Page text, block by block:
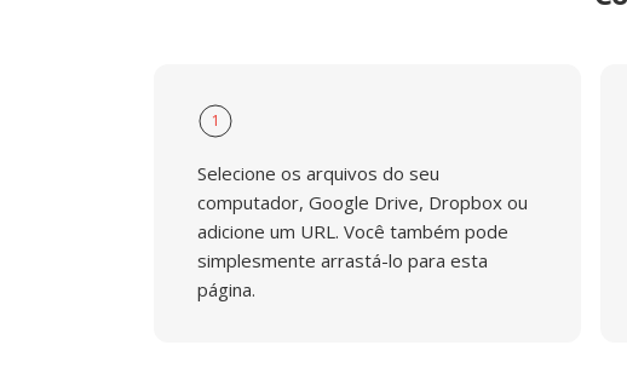
1
Selecione os arquivos do seu
computador, Google Drive, Dropbox ou
adicione um URL. Você também pode
simplesmente arrastá-lo para esta
página.